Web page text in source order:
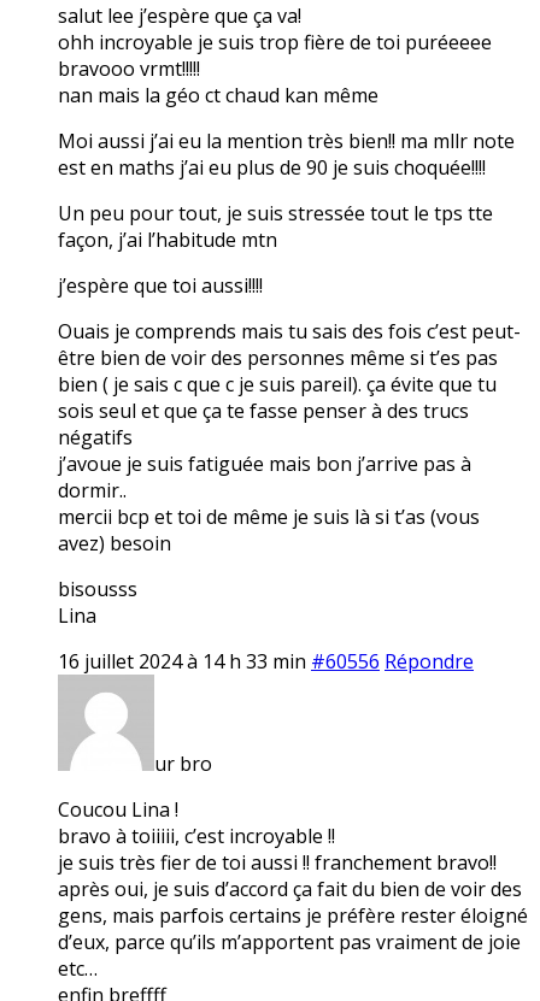
salut lee j’espère que ça va!
ohh incroyable je suis trop fière de toi puréeeee
bravooo vrmt!!!!!
nan mais la géo ct chaud kan même
Moi aussi j’ai eu la mention très bien!! ma mllr note
est en maths j’ai eu plus de 90 je suis choquée!!!!
Un peu pour tout, je suis stressée tout le tps tte
façon, j’ai l’habitude mtn
j’espère que toi aussi!!!!
Ouais je comprends mais tu sais des fois c’est peut-
être bien de voir des personnes même si t’es pas
bien ( je sais c que c je suis pareil). ça évite que tu
sois seul et que ça te fasse penser à des trucs
négatifs
j’avoue je suis fatiguée mais bon j’arrive pas à
dormir..
mercii bcp et toi de même je suis là si t’as (vous
avez) besoin
bisousss
Lina
16 juillet 2024 à 14 h 33 min #60556 Répondre
ur bro
Coucou Lina !
bravo à toiiiii, c’est incroyable !!
je suis très fier de toi aussi !! franchement bravo!!
après oui, je suis d’accord ça fait du bien de voir des
gens, mais parfois certains je préfère rester éloigné
d’eux, parce qu’ils m’apportent pas vraiment de joie
etc…
enfin breffff